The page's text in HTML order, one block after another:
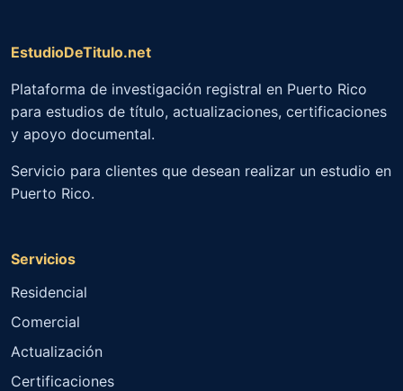
EstudioDeTitulo.net
Plataforma de investigación registral en Puerto Rico
para estudios de título, actualizaciones, certificaciones
y apoyo documental.
Servicio para clientes que desean realizar un estudio en
Puerto Rico.
Servicios
Residencial
Comercial
Actualización
Certificaciones